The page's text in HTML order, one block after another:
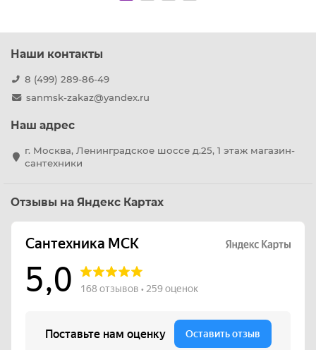
Наши контакты
8 (499) 289-86-49
sanmsk-zakaz@yandex.ru
Наш адрес
г. Москва, Ленинградское шоссе д.25, 1 этаж магазин-
сантехники
Отзывы на Яндекс Картах